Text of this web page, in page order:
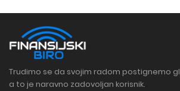
Trudimo se da svojim radom postignemo
a to je naravno zadovoljan korisnik.